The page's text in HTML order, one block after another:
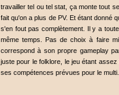
travailler tel ou tel stat, ça monte tout
fait qu'on a plus de PV. Et étant donné
s'en fout pas complètement. Il y a
même temps. Pas de choix à faire
correspond à son propre gameplay
juste pour le folklore, le jeu étant
ses compétences prévues pour le multi.